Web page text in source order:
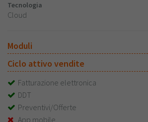
Tecnologia
Cloud
Moduli
Ciclo attivo vendite
Fatturazione elettronica
DDT
Preventivi/Offerte
App mobile